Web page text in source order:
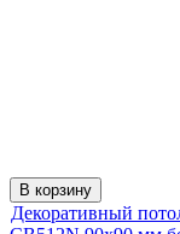
В корзину
Декоративный